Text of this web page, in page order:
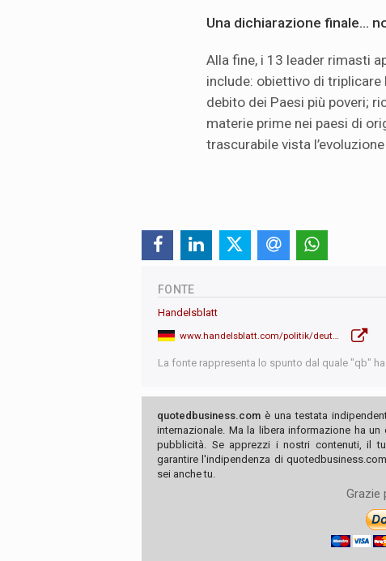
Una dichiarazione finale…
Alla fine, i 13 leader rimasti
include: obiettivo di triplicare
debito dei Paesi più poveri;
materie prime nei paesi di
trascurabile vista
FONTE
Handelsblatt
www.handelsblatt.com/politik/deutschland/gipfeltreffen-stell-dir-vor-es-ist-g20-und-keiner-faehrt-hin/100176119.html
La fonte rappresenta lo spunto dal quale "qb"
quotedbusiness.com è una testata
internazionale. Ma la libera informazione ha
pubblicità. Se apprezzi i nostri contenuti, il
garantire l'indipendenza di
sei anche tu.
Grazie